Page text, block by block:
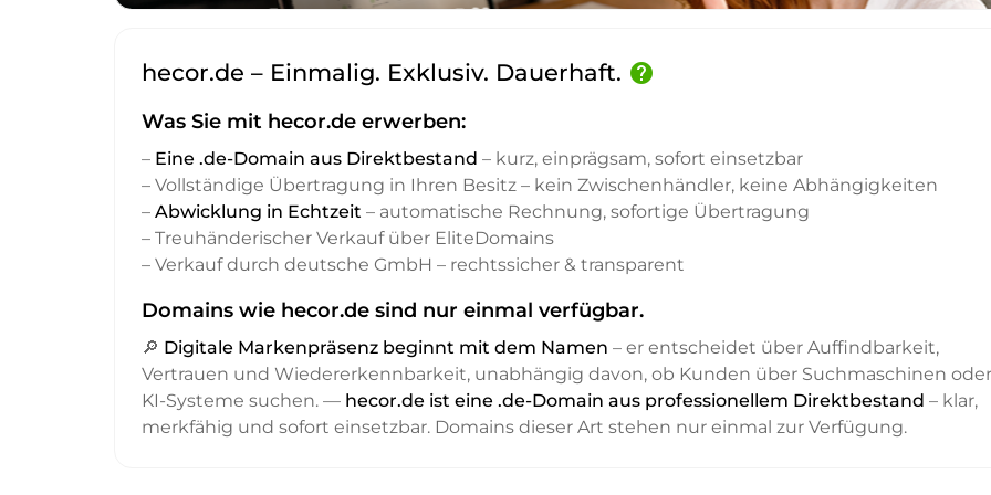
hecor.de – Einmalig. Exklusiv. Dauerhaft. help
Was Sie mit hecor.de erwerben:
– Eine .de-Domain aus Direktbestand – kurz, einprägsam, sofort einsetzbar
– Vollständige Übertragung in Ihren Besitz – kein Zwischenhändler, keine Abhängigkeiten
– Abwicklung in Echtzeit – automatische Rechnung, sofortige Übertragung
– Treuhänderischer Verkauf über EliteDomains
– Verkauf durch deutsche GmbH – rechtssicher & transparent
Domains wie hecor.de sind nur einmal verfügbar.
🔎 Digitale Markenpräsenz beginnt mit dem Namen – er entscheidet über Auffindbarkeit,
Vertrauen und Wiedererkennbarkeit, unabhängig davon, ob Kunden über Suchmaschinen oder
KI-Systeme suchen. — hecor.de ist eine .de-Domain aus professionellem Direktbestand – klar,
merkfähig und sofort einsetzbar. Domains dieser Art stehen nur einmal zur Verfügung.